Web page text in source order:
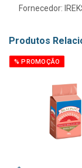
Fornecedor:
Produtos
% PROMOÇÃO